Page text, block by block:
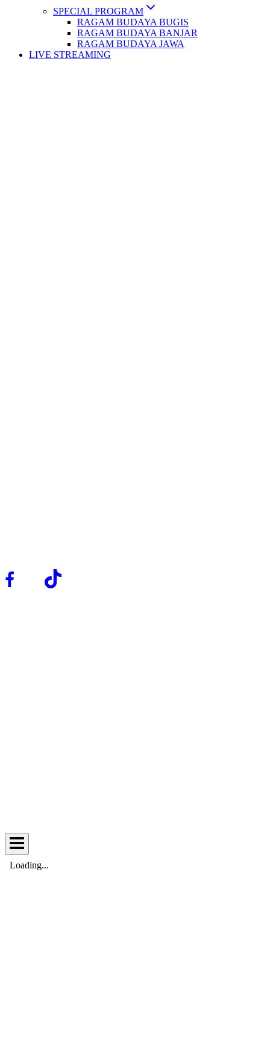
SPECIAL PROGRAM
RAGAM BUDAYA BUGIS
RAGAM BUDAYA BANJAR
RAGAM BUDAYA JAWA
LIVE STREAMING